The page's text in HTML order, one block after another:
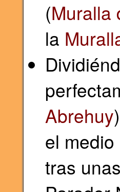
(Muralla
la
Abrehuy
el medio
tras